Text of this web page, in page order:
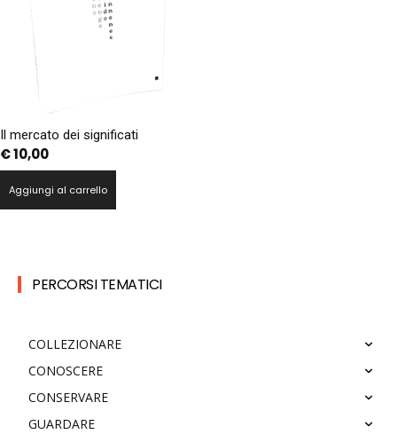
Il mercato dei significati
€10,00
Aggiungi al carrello
PERCORSI TEMATICI
COLLEZIONARE
CONOSCERE
CONSERVARE
GUARDARE